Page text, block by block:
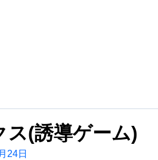
ス(誘導ゲーム)
24日